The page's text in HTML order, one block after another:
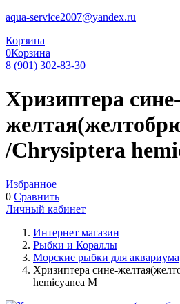
aqua-service2007@yandex.ru
Корзина
0Корзина
8 (901) 302-83-30
Хризиптера сине-
/Chrysiptera
Избранное
0 Сравнить
Личный кабинет
Интернет магазин
Рыбки и Кораллы
Морские рыбки для аквариума
Хризиптера сине-
hemicyanea М